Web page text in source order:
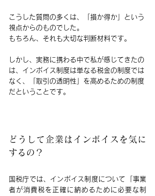
こうした質問の多くは、「損か得か」という
視点からのものでした。
もちろん、それも大切な判断材料です。
しかし、実務に携わる中で私が感じてきたの
は、インボイス制度は単なる税金の制度では
なく、「取引の透明性」を高めるための制度
だということです。
どうして企業はインボイスを気に
するの？
国税庁では、インボイス制度について
「事業
者が消費税を正確に納めるために必要な制